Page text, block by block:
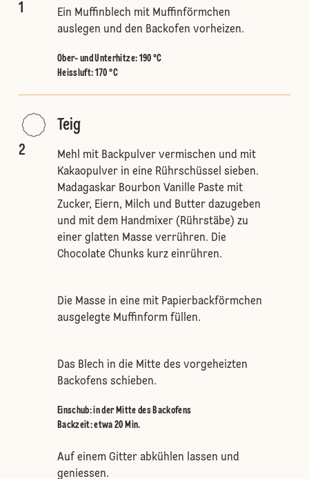
1
Ein Muffinblech mit Muffinförmchen
auslegen und den Backofen vorheizen.
Ober- und Unterhitze: 190 °C
Heissluft: 170 °C
2
Teig
Mehl mit Backpulver vermischen und mit
Kakaopulver in eine Rührschüssel sieben.
Madagaskar Bourbon Vanille Paste mit
Zucker, Eiern, Milch und Butter dazugeben
und mit dem Handmixer (Rührstäbe) zu
einer glatten Masse verrühren. Die
Chocolate Chunks kurz einrühren.
Die Masse in eine mit Papierbackförmchen
ausgelegte Muffinform füllen.
Das Blech in die Mitte des vorgeheizten
Backofens schieben.
Einschub:in der Mitte des Backofens
Backzeit: etwa 20 Min.
Auf einem Gitter abkühlen lassen und
geniessen.